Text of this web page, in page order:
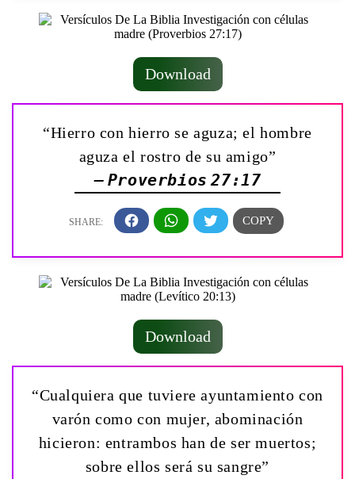
Download
“Hierro con hierro se aguza; el hombre
aguza el rostro de su amigo”
— Proverbios 27:17
Download
“Cualquiera que tuviere ayuntamiento con
varón como con mujer, abominación
hicieron: entrambos han de ser muertos;
sobre ellos será su sangre”